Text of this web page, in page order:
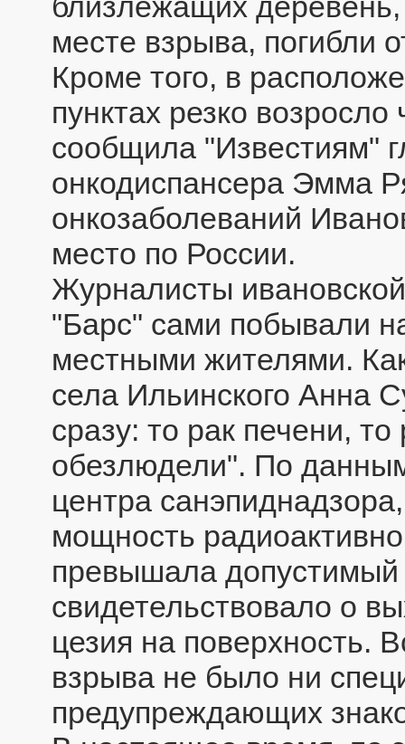
месте взрыва, погибли
Кроме того, в
пунктах резко
сообщила "Известиям"
онкодиспансера Эмма
онкозаболеваний
место по России.
Журналисты
"Барс" сами побывали
местными жителями.
села Ильинского Анна
сразу: то рак печени,
обезлюдели". По
центра
мощность
превышала допустимый
свидетельствовало о
цезия на поверхность.
взрыва не было ни
предупреждающих